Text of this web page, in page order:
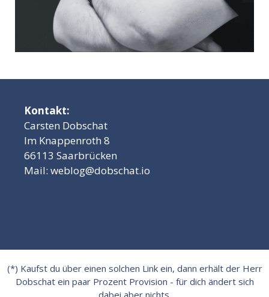
Kontakt:
Carsten Dobschat
Im Knappenroth 8
66113 Saarbrücken
Mail: weblog@dobschat.io
(*) Kaufst du über einen solchen Link ein, dann erhält der Herr
Dobschat ein paar Prozent Provision - für dich ändert sich